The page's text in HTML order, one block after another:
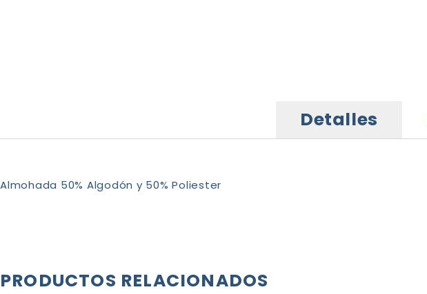
Detalles
Almohada 50% Algodón y 50% Poliester
PRODUCTOS RELACIONADOS